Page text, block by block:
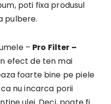
poti fixa produsul
pulbere.
– Pro Filter –
efect de ten mai
foarte bine pe piele
nu incarca porii